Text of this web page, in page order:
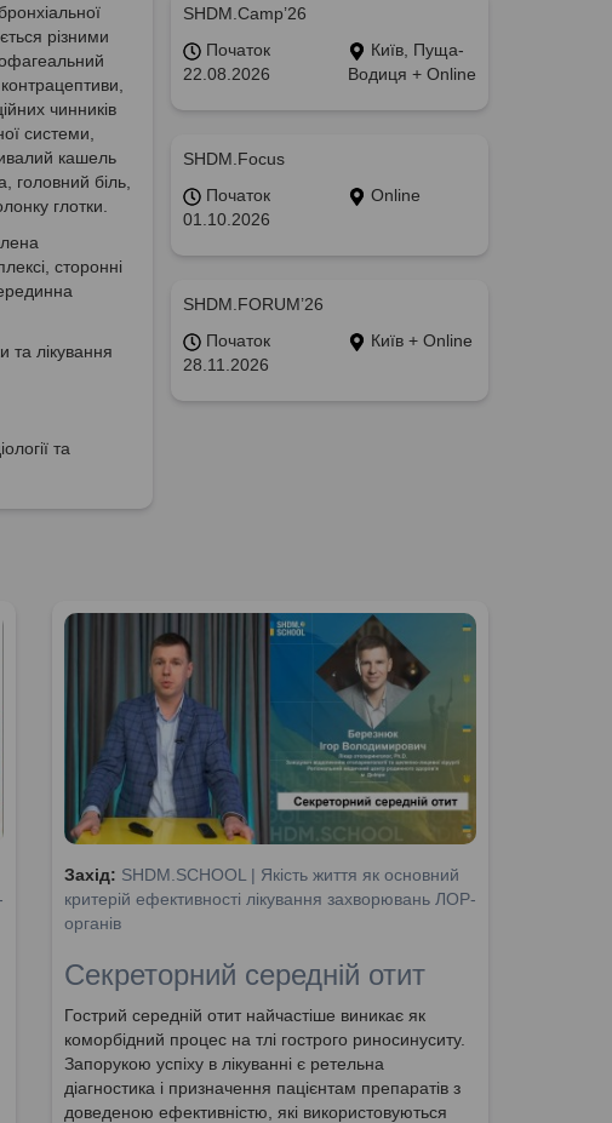
різними
чинників
системи,
кашель
головний біль,
глотки.
сторонні
та лікування
та
SHDM.Camp’26
Початок
22.08.2026
Київ, Пуща-
Водиця + Online
SHDM.Focus
Початок
01.10.2026
Online
SHDM.FORUM’26
Початок
28.11.2026
Київ + Online
Захід: SHDM.SCHOOL | Якість життя як основний
критерій ефективності лікування захворювань ЛОР-
органів
Секреторний середній отит
Гострий середній отит найчастіше виникає як
коморбідний процес на тлі гострого риносинуситу.
Запорукою успіху в лікуванні є ретельна
діагностика і призначення пацієнтам препаратів з
доведеною ефективністю, які використовуються